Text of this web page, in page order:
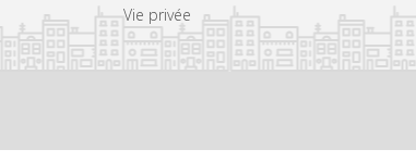
Vie privée